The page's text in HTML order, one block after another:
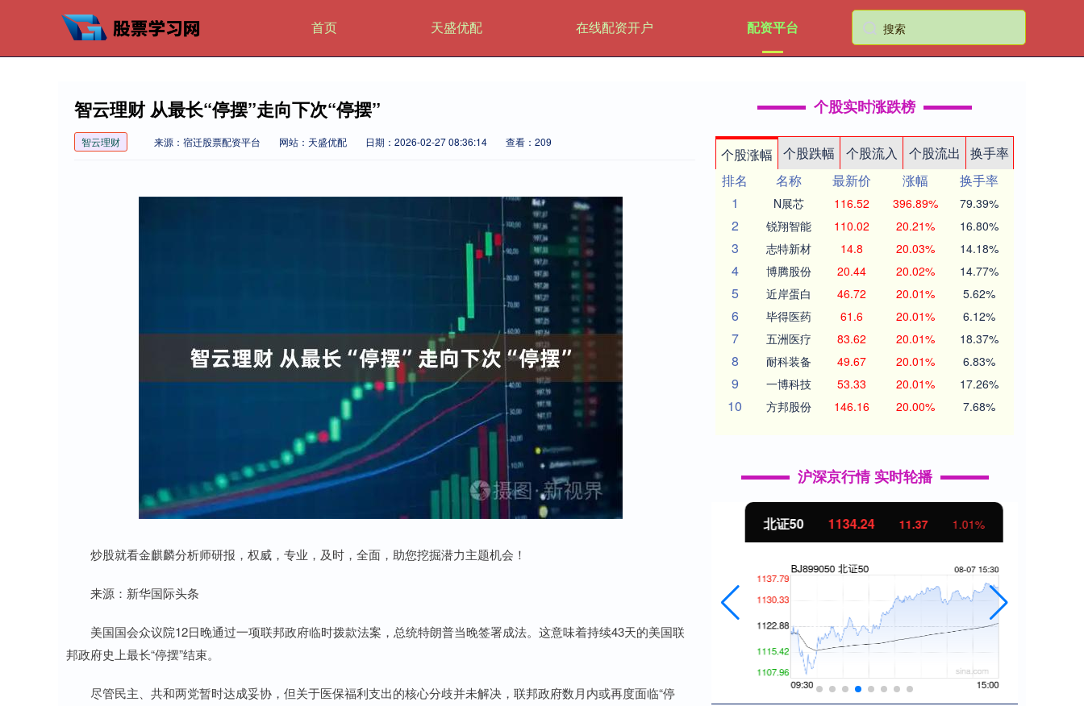
首页 天盛优配 在线配资开户 配资平台
智云理财 从最长“停摆”走向下次“停摆”
智云理财 来源：宿迁股票配资平台 网站：天盛优配 日期：2026-02-27 08:36:14 查看：209
炒股就看金麒麟分析师研报，权威，专业，及时，全面，助您挖掘潜力主题机会！
来源：新华国际头条
美国国会众议院12日晚通过一项联邦政府临时拨款法案，总统特朗普当晚签署成法。这意味着持续43天的美国联
邦政府史上最长“停摆”结束。
尽管民主、共和两党暂时达成妥协，但关于医保福利支出的核心分歧并未解决，联邦政府数月内或再度面临“停
个股实时涨跌榜
个股涨幅 个股跌幅 个股流入 个股流出
换手率
排名
名称 最新价 涨幅
换手率
1
N展芯 116.52 396.89% 79.39%
2 锐翔智能 110.02 20.21% 16.80%
3 志特新材 14.8 20.03% 14.18%
4 博腾股份 20.44 20.02% 14.77%
5 近岸蛋白 46.72 20.01% 5.62%
6 毕得医药 61.6 20.01% 6.12%
7 五洲医疗 83.62 20.01% 18.37%
8 耐科装备 49.67 20.01% 6.83%
9 一博科技 53.33 20.01% 17.26%
10 方邦股份 146.16 20.00% 7.68%
沪深京行情 实时轮播
深证成指 14311.01 200.89 1.42% 沪深300 4694.44 43.13 北证50 1134.24 11.37 1.01%